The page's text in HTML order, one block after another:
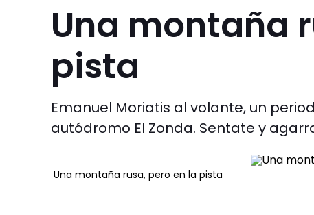
Una montaña
pista
Emanuel Moriatis al volante, un
autódromo El Zonda. Sentate y
Una montaña rusa, pero en la pista